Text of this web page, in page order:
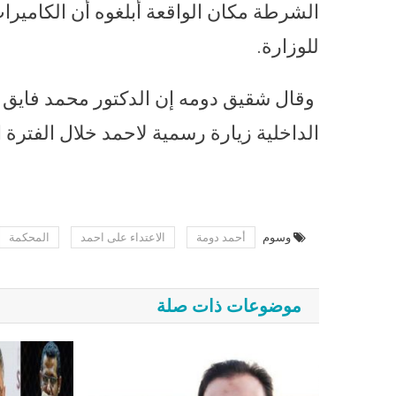
الشرطة مكان الواقعة أبلغوه أن
ﻟﻠﻮﺯﺍﺭﺓ.
وقال شقيق دومه إن الدﻛﺘﻮﺭ ﻣﺤﻤﺪ
ﺍﻟﺪﺍﺧﻠﻴﺔ ﺯﻳﺎﺭﺓ ﺭﺳﻤﻴﺔ ﻻﺣﻤﺪ خلال الفترة
وسوم أحمد دومة الاعتداء على احمد المحكمة
موضوعات ذات صلة